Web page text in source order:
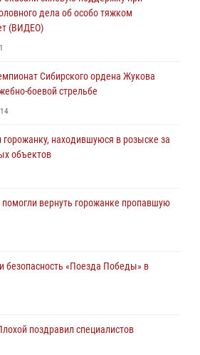
дела об особо тяжком
(ВИДЕО)
1
Сибирского ордена Жукова
боевой стрельбе
14
находившуюся в розыске за
объектов
вернуть горожанке пропавшую
безопасность «Поезда Победы» в
поздравил специалистов